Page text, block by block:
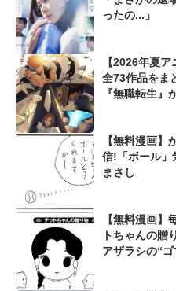
ったの...」
【2026年夏
全73作品をま
『無職転生
【無料漫画
信!「ボール」
まさし
【無料漫画
トちゃんの贈
アザラシの“